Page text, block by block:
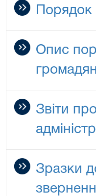
Опис
громадян
Звіти
Зразки